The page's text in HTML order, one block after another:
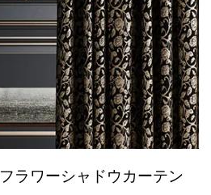
ラワーシャドウカーテン